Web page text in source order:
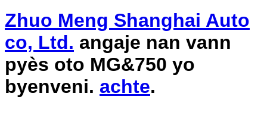
Zhuo Meng Shanghai Auto
co, Ltd. angaje nan vann
pyès oto MG&750 yo
byenveni. achte.